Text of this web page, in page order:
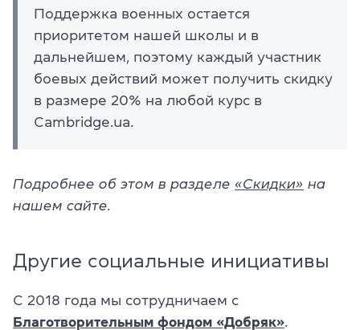
Поддержка военных остается
приоритетом нашей школы и в
дальнейшем, поэтому каждый участник
боевых действий может получить скидку
в размере 20% на любой курс в
Сambridge.ua.
Подробнее об этом в разделе «Скидки» на
нашем сайте.
Другие социальные инициативы
С 2018 года мы сотрудничаем с
Благотворительным фондом «Добряк».